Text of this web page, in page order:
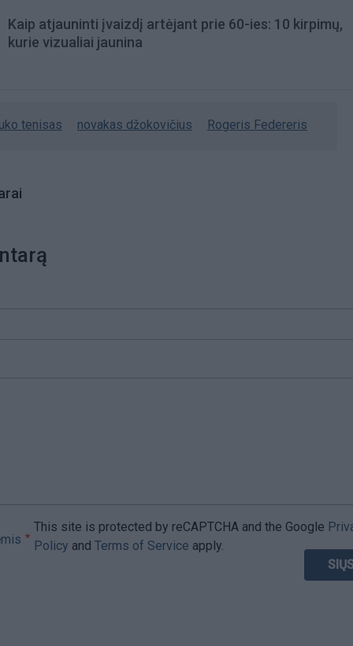
Kaip atjauninti įvaizdį artėjant prie 60-ies: 10 kirpimų,
kurie vizualiai jaunina
tenisas novakas džokovičius Rogeris Federeris
This site is protected by reCAPTCHA and the Google
Policy and Terms of Service apply.